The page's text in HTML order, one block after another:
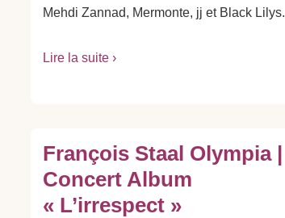
Mehdi Zannad, Mermonte, jj et Black Lilys.
Lire la suite ›
François Staal Olympia |
Concert Album
« L’irrespect »